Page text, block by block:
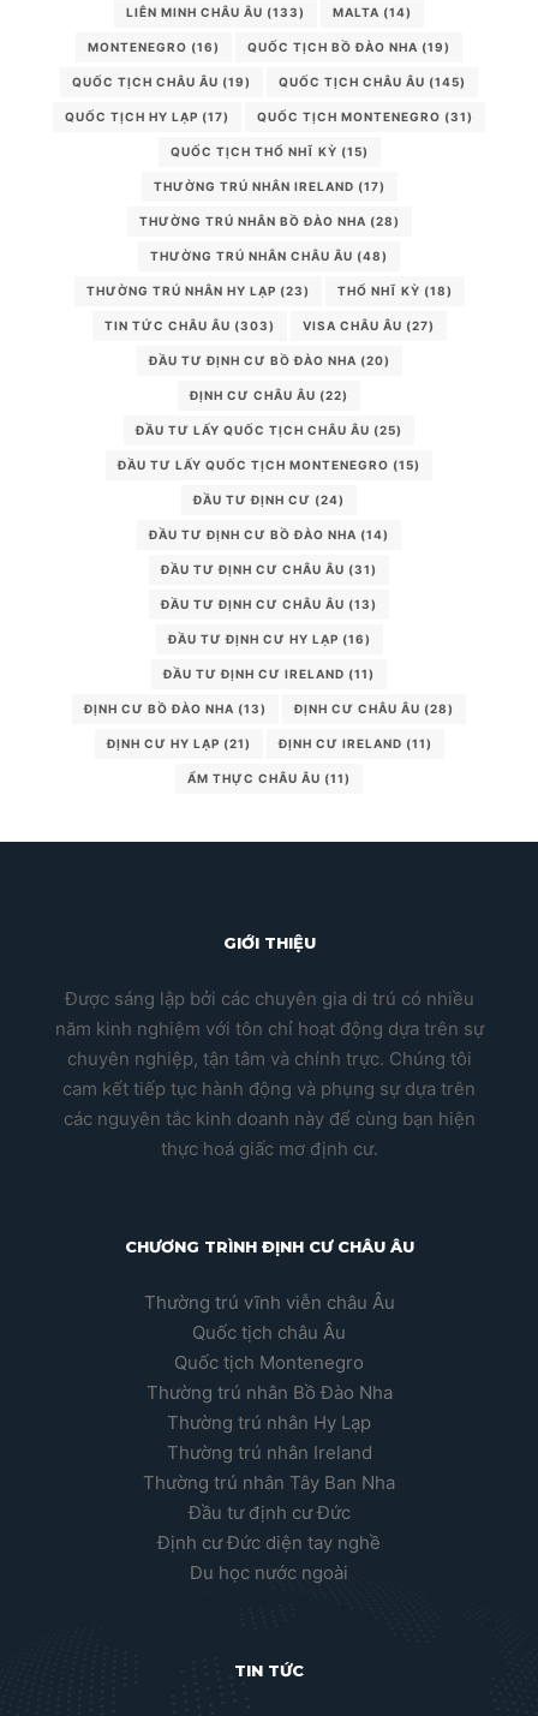
LIÊN MINH CHÂU ÂU (133) MALTA (14)
MONTENEGRO (16) QUỐC TỊCH BỒ ĐÀO NHA (19)
QUỐC TỊCH CHÂU ÂU (19) QUỐC TỊCH CHÂU ÂU (145)
QUỐC TỊCH HY LẠP (17) QUỐC TỊCH MONTENEGRO (31)
QUỐC TỊCH THỔ NHĨ KỲ (15)
THƯỜNG TRÚ NHÂN IRELAND (17)
THƯỜNG TRÚ NHÂN BỒ ĐÀO NHA (28)
THƯỜNG TRÚ NHÂN CHÂU ÂU (48)
THƯỜNG TRÚ NHÂN HY LẠP (23) THỔ NHĨ KỲ (18)
TIN TỨC CHÂU ÂU (303) VISA CHÂU ÂU (27)
ĐẦU TƯ ĐỊNH CƯ BỒ ĐÀO NHA (20)
ĐỊNH CƯ CHÂU ÂU (22)
ĐẦU TƯ LẤY QUỐC TỊCH CHÂU ÂU (25)
ĐẦU TƯ LẤY QUỐC TỊCH MONTENEGRO (15)
ĐẦU TƯ ĐỊNH CƯ (24)
ĐẦU TƯ ĐỊNH CƯ BỒ ĐÀO NHA (14)
ĐẦU TƯ ĐỊNH CƯ CHÂU ÂU (31)
ĐẦU TƯ ĐỊNH CƯ CHÂU ÂU (13)
ĐẦU TƯ ĐỊNH CƯ HY LẠP (16)
ĐẦU TƯ ĐỊNH CƯ IRELAND (11)
ĐỊNH CƯ BỒ ĐÀO NHA (13) ĐỊNH CƯ CHÂU ÂU (28)
ĐỊNH CƯ HY LẠP (21) ĐỊNH CƯ IRELAND (11)
ẨM THỰC CHÂU ÂU (11)
GIỚI THIỆU
Được sáng lập bởi các chuyên gia di trú có nhiều
năm kinh nghiệm với tôn chỉ hoạt động dựa trên sự
chuyên nghiệp, tận tâm và chính trực. Chúng tôi
cam kết tiếp tục hành động và phụng sự dựa trên
các nguyên tắc kinh doanh này để cùng bạn hiện
thực hoá giấc mơ định cư.
CHƯƠNG TRÌNH ĐỊNH CƯ CHÂU ÂU
Thường trú vĩnh viễn châu Âu
Quốc tịch châu Âu
Quốc tịch Montenegro
Thường trú nhân Bồ Đào Nha
Thường trú nhân Hy Lạp
Thường trú nhân Ireland
Thường trú nhân Tây Ban Nha
Đầu tư định cư Đức
Định cư Đức diện tay nghề
Du học nước ngoài
TIN TỨC